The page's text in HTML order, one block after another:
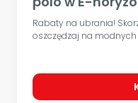
Rabaty na ubrania!
oszczędzaj na